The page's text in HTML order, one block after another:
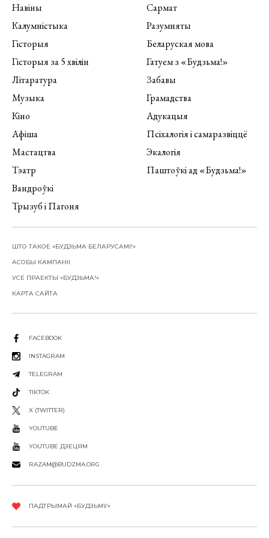
Навіны
Калумністыка
Гісторыя
Гісторыя за 5 хвілін
Літаратура
Музыка
Кіно
Афіша
Мастацтва
Тэатр
Вандроўкі
Трызуб і Пагоня
Сармат
Разумняты
Беларуская мова
Гатуем з «Будзьма!»
Забавы
Грамадства
Адукацыя
Псіхалогія і самаразвіццё
Экалогія
Паштоўкі ад «Будзьма!»
ШТО ТАКОЕ «БУДЗЬМА БЕЛАРУСАМІ!»
АСОБЫ КАМПАНІІ
УСЕ ПРАЕКТЫ «БУДЗЬМА!»
КАРТА САЙТА
FACEBOOK
INSTAGRAM
TELEGRAM
TIKTOK
X (TWITTER)
YOUTUBE
YOUTUBE ДЗЕЦЯМ
RAZAM@BUDZMA.ORG
ПАДТРЫМАЙ «БУДЗЬМУ»